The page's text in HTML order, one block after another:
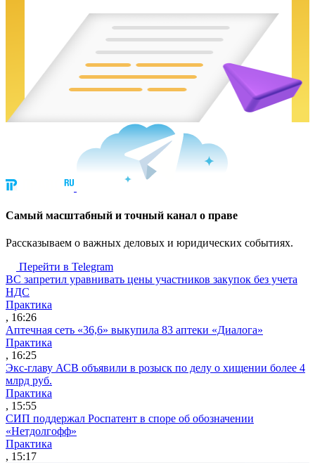
Cамый масштабный и точный канал о праве
Рассказываем о важных деловых и юридических событиях.
Перейти в Telegram
ВС запретил уравнивать цены участников закупок без учета
НДС
Практика
, 16:26
Аптечная сеть «36,6» выкупила 83 аптеки «Диалога»
Практика
, 16:25
Экс-главу АСВ объявили в розыск по делу о хищении более 4
млрд руб.
Практика
, 15:55
СИП поддержал Роспатент в споре об обозначении
«Нетдолгофф»
Практика
, 15:17